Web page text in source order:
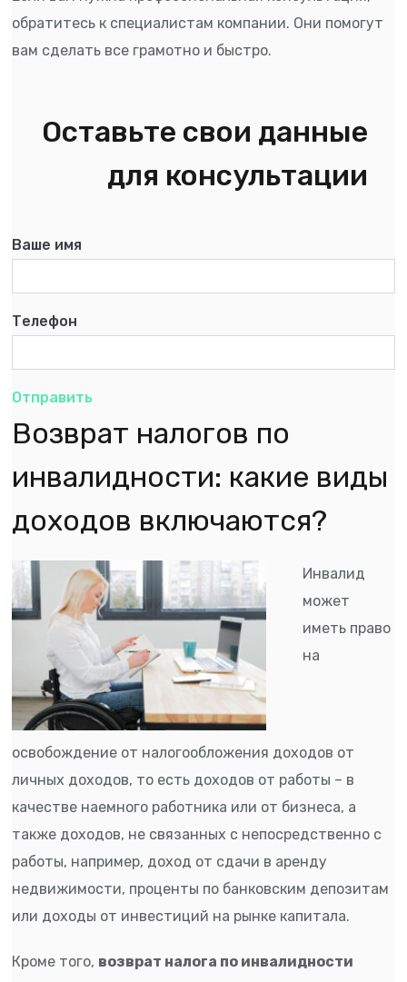
обратитесь к специалистам компании. Они помогут
вам сделать все грамотно и быстро.
Оставьте свои данные
для консультации
Ваше имя
Телефон
Отправить
Возврат налогов по
инвалидности: какие виды
доходов включаются?
Инвалид
может
иметь право
на
освобождение от налогообложения доходов от
личных доходов, то есть доходов от работы – в
качестве наемного работника или от бизнеса, а
также доходов, не связанных с непосредственно с
работы, например, доход от сдачи в аренду
недвижимости, проценты по банковским депозитам
или доходы от инвестиций на рынке капитала.
Кроме того, возврат налога по инвалидности